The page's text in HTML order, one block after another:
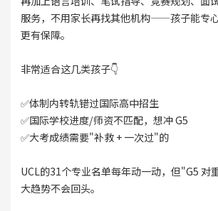
服务，不用家长再找其他机构——孩子能专
更有保障。
非常适合这几类孩子👇
✅体制内转轨错过国际高中招生
✅国际学校进度/师资不匹配，想冲 G5
✅大考成绩需要"补救 + 一次过"的
UCL的31个专业名单每年动一动，但"G5 对
大趋势不会回头。